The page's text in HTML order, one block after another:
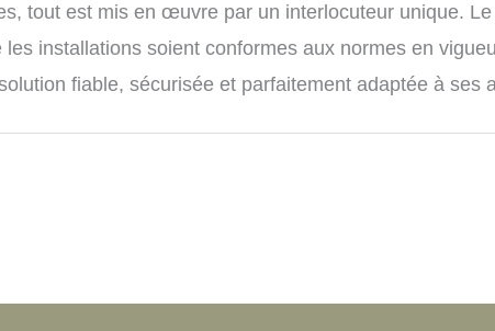
tout est mis en œuvre par un interlocuteur unique.
installations soient conformes aux normes en
fiable, sécurisée et parfaitement adaptée à ses